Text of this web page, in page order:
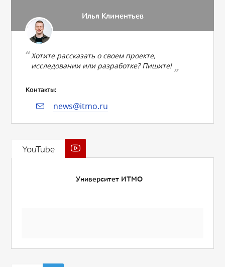
Илья Климентьев
Хотите рассказать о своем проекте,
исследовании или разработке? Пишите!
Контакты:
news@itmo.ru
YouTube
Университет ИТМО